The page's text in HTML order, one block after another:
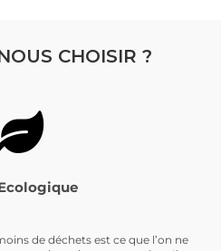
CHOISIR ?
de déchets est ce que l’on ne